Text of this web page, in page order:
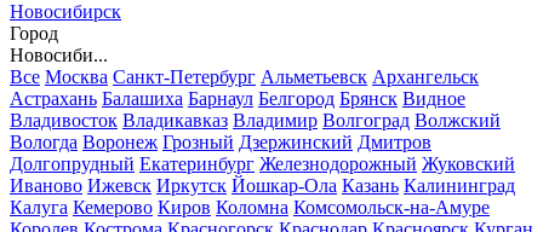
Новосибирск
Город
Новосиби...
Все Москва Санкт-Петербург Альметьевск Архангельск
Астрахань Балашиха Барнаул Белгород Брянск Видное
Владивосток Владикавказ Владимир Волгоград Волжский
Вологда Воронеж Грозный Дзержинский Дмитров
Долгопрудный Екатеринбург Железнодорожный Жуковский
Иваново Ижевск Иркутск Йошкар-Ола Казань Калининград
Калуга Кемерово Киров Коломна Комсомольск-на-Амуре